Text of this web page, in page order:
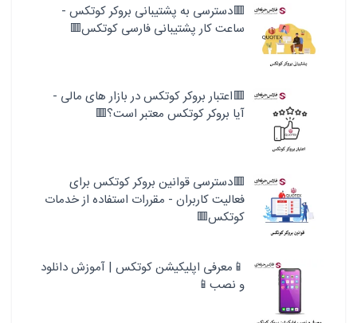
🟥دسترسی به پشتیبانی بروکر کوتکس -
ساعت کار پشتیبانی فارسی کوتکس🟥
🟥اعتبار بروکر کوتکس در بازار های مالی -
آیا بروکر کوتکس معتبر است؟🟥
🟥دسترسی قوانین بروکر کوتکس برای
فعالیت کاربران - مقررات استفاده از خدمات
کوتکس🟥
📱معرفی اپلیکیشن کوتکس | آموزش دانلود
و نصب📱